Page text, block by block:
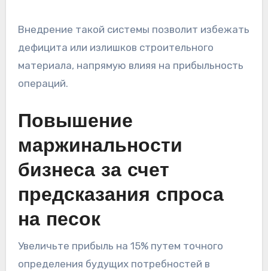
Внедрение такой системы позволит избежать
дефицита или излишков строительного
материала, напрямую влияя на прибыльность
операций.
Повышение
маржинальности
бизнеса за счет
предсказания спроса
на песок
Увеличьте прибыль на 15% путем точного
определения будущих потребностей в